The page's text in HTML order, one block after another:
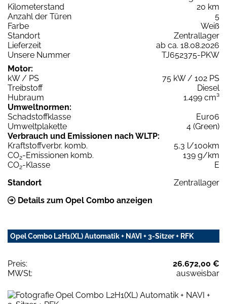
Kilometerstand
20 km
Anzahl der Türen
5
Farbe
Weiß
Standort
Zentrallager
Lieferzeit
ab ca. 18.08.2026
Unsere Nummer
TJ652375-PKW
Motor:
kW / PS
75 kW / 102 PS
Treibstoff
Diesel
Hubraum
1.499 cm³
Umweltnormen:
Schadstoffklasse
Euro6
Umweltplakette
4 (Green)
Verbrauch und Emissionen nach WLTP:
Kraftstoffverbr. komb.
5,3 l/100km
CO2-Emissionen komb.
139 g/km
CO2-Klasse
E
Standort
Zentrallager
Details zum Opel Combo anzeigen
Opel Combo L2H1(XL) Automatik + NAVI + 3-Sitzer + RFK
Preis:
26.672,00 €
MWSt:
ausweisbar